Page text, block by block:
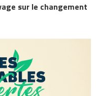
sur le changement